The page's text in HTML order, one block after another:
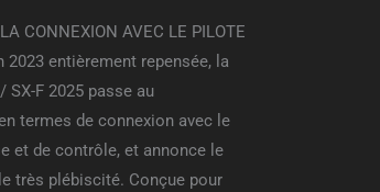
CONNEXION AVEC LE PILOTE
2023 entièrement repensée, la
SX-F 2025 passe au
termes de connexion avec le
et de contrôle, et annonce le
très plébiscité. Conçue pour